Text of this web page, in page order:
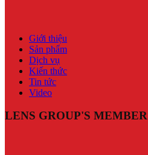
Giới thiệu
Sản phẩm
Dịch vụ
Kiến thức
Tin tức
Video
LENS GROUP'S MEMBER